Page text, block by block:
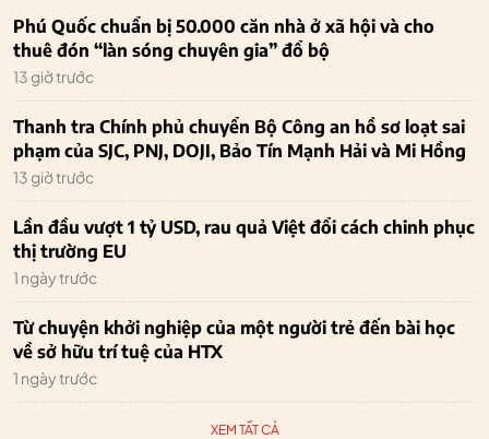
Phú Quốc chuẩn bị 50.000 căn nhà ở xã hội và cho
thuê đón “làn sóng chuyên gia” đổ bộ
13 giờ trước
Thanh tra Chính phủ chuyển Bộ Công an hồ sơ loạt sai
phạm của SJC, PNJ, DOJI, Bảo Tín Mạnh Hải và Mi Hồng
13 giờ trước
Lần đầu vượt 1 tỷ USD, rau quả Việt đổi cách chinh phục
thị trường EU
1 ngày trước
Từ chuyện khởi nghiệp của một người trẻ đến bài học
về sở hữu trí tuệ của HTX
1 ngày trước
XEM TẤT CẢ